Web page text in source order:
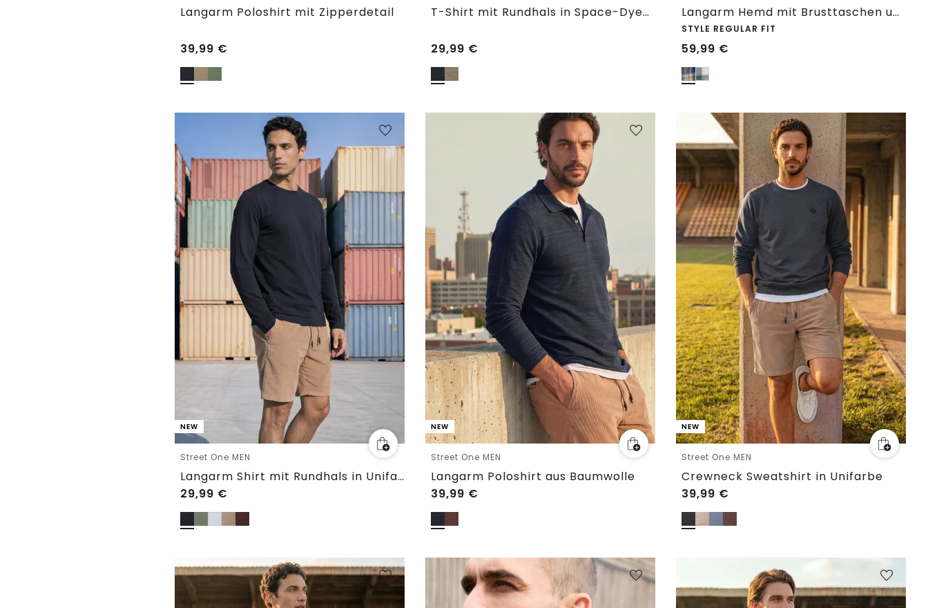
Langarm Poloshirt mit Zipperdetail
39,99 €
T-Shirt mit Rundhals in Space-Dye-Optik
29,99 €
Langarm Hemd mit Brusttaschen und Karomuster
STYLE REGULAR FIT
59,99 €
NEW
Street One MEN
Langarm Shirt mit Rundhals in Unifarbe
29,99 €
NEW
Street One MEN
Langarm Poloshirt aus Baumwolle
39,99 €
NEW
Street One MEN
Crewneck Sweatshirt in Unifarbe
39,99 €